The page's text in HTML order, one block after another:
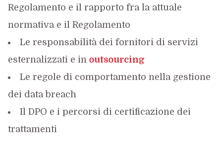
Regolamento e il rapporto fra la attuale
normativa e il Regolamento
Le responsabilità dei fornitori di servizi
esternalizzati e in outsourcing
Le regole di comportamento nella gestione
dei data breach
Il DPO e i percorsi di certificazione dei
trattamenti